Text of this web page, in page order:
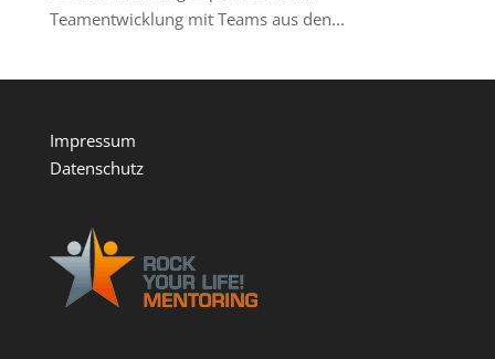
Teamentwicklung mit Teams aus den...
Impressum
Datenschutz